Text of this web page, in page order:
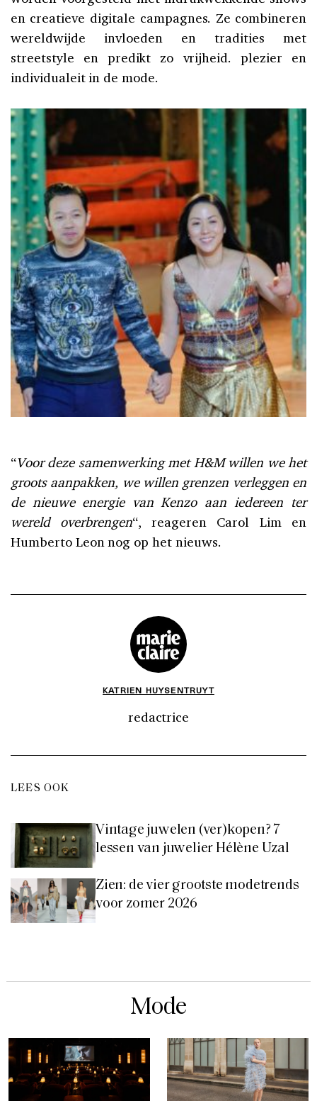
en creatieve digitale campagnes. Ze combineren
wereldwijde invloeden en tradities met
streetstyle en predikt zo vrijheid. plezier en
individualeit in de mode.
“Voor deze samenwerking met H&M willen we het
groots aanpakken, we willen grenzen verleggen en
de nieuwe energie van Kenzo aan iedereen ter
wereld overbrengen“, reageren Carol Lim en
Humberto Leon nog op het nieuws.
KATRIEN HUYSENTRUYT
redactrice
LEES OOK
Vintage juwelen (ver)kopen? 7
lessen van juwelier Hélène Uzal
Zien: de vier grootste modetrends
voor zomer 2026
Mode